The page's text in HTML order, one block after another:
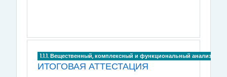
1.1.1. Вещественный, комплексный и функциональный анализ
ИТОГОВАЯ АТТЕСТАЦИЯ